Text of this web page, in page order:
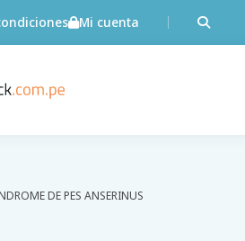
Mi cuenta
DE PES ANSERINUS